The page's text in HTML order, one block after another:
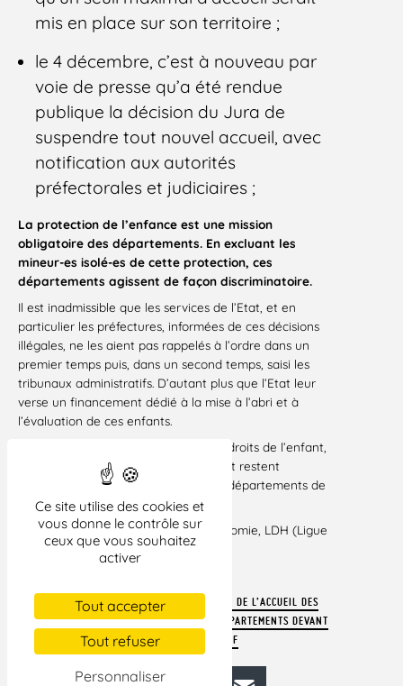
Ce site utilise des cookies et
vous donne le contrôle sur
ceux que vous souhaitez
activer
Tout accepter
Tout refuser
Personnaliser
mis en place sur son territoire ;
le 4 décembre, c’est à nouveau par
voie de presse qu’a été rendue
publique la décision du Jura de
suspendre tout nouvel accueil, avec
notification aux autorités
préfectorales et judiciaires ;
La protection de l’enfance est une mission
obligatoire des départements. En excluant les
mineur-es isolé-es de cette protection, ces
départements agissent de façon discriminatoire.
Il est inadmissible que les services de l’Etat, et en
particulier les préfectures, informées de ces décisions
illégales, ne les aient pas rappelés à l’ordre dans un
premier temps puis, dans un second temps, saisi les
tribunaux administratifs. D’autant plus que l’Etat leur
verse un financement dédié à la mise à l’abri et à
l’évaluation de ces enfants.
Face à ces violations manifestes des droits de l’enfant,
nos associations saisissent la justice et restent
vigilantes à toutes les tentatives des départements de
manquer à leurs obligations.
Signataires : Aadjam, ADDE, Gisti, Infomie, LDH (Ligue
des droits de l’Homme)
TÉLÉCHARGER LE COMMUNIQUÉ « SUSPENSION DE L’ACCUEIL DES
MINEUR-ES ISOLÉ-ES ÉTRANGER-ES : LES DÉPARTEMENTS DEVANT
LA JUSTICE ADMINISTRATIVE » EN FORMAT PDF